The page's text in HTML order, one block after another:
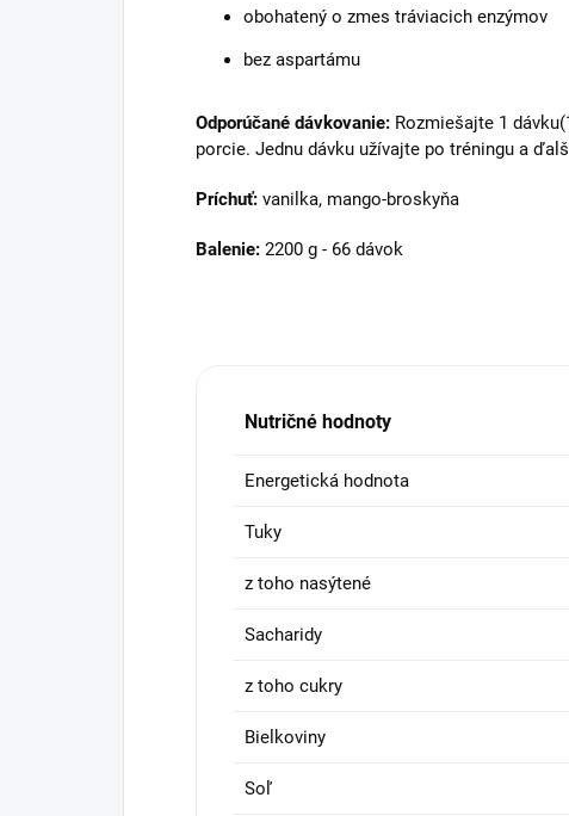
obohatený o zmes tráviacich enzýmov
bez aspartámu
Odporúčané dávkovanie: Rozmiešajte 1
porcie. Jednu dávku užívajte po tréningu a
Príchuť: vanilka, mango-broskyňa
Balenie: 2200 g - 66 dávok
Nutričné hodnoty
Energetická hodnota
Tuky
z toho nasýtené
Sacharidy
z toho cukry
Bielkoviny
Soľ